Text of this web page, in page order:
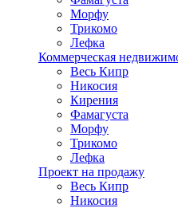
Морфу
Трикомо
Лефка
Коммерческая
Весь Кипр
Никосия
Кирения
Фамагуста
Морфу
Трикомо
Лефка
Проект на продажу
Весь Кипр
Никосия